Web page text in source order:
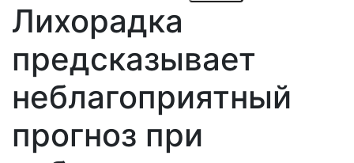
Лихорадка
предсказывает
неблагоприятный
прогноз при